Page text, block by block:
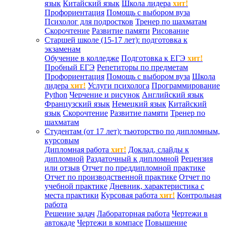
язык Китайский язык Школа лидера хит!
Профориентация Помощь с выбором вуза
Психолог для подростков Тренер по шахматам
Скорочтение Развитие памяти Рисование
Старшей школе (15-17 лет): подготовка к
экзаменам
Обучение в колледже Подготовка к ЕГЭ хит!
Пробный ЕГЭ Репетиторы по предметам
Профориентация Помощь с выбором вуза Школа
лидера хит! Услуги психолога Программирование
Python Черчение и рисунок Английский язык
Французский язык Немецкий язык Китайский
язык Скорочтение Развитие памяти Тренер по
шахматам
Студентам (от 17 лет): тьюторство по дипломным,
курсовым
Дипломная работа хит! Доклад, слайды к
дипломной Раздаточный к дипломной Рецензия
или отзыв Отчет по преддипломной практике
Отчет по производственной практике Отчет по
учебной практике Дневник, характеристика с
места практики Курсовая работа хит! Контрольная
работа
Решение задач Лабораторная работа Чертежи в
автокаде Чертежи в компасе Повышение